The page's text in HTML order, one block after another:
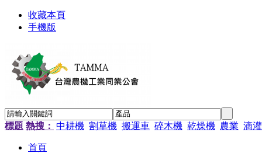
收藏本頁
手機版
標題 熱搜： 中耕機 割草機 搬運車 碎木機 乾燥機 農業 滴灌
首頁